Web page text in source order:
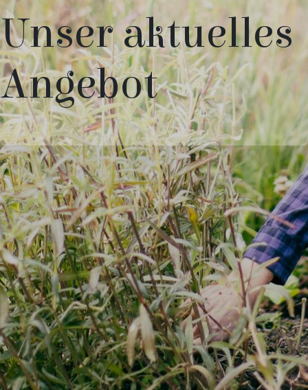
Unser aktuelles
Angebot